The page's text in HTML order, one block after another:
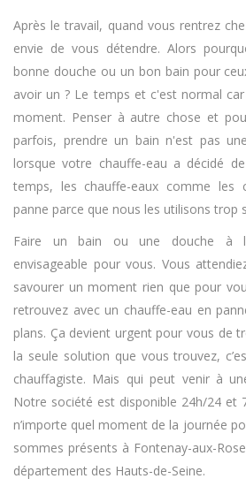
Après le travail, quand vous rentrez
envie de vous détendre. Alors
bonne douche ou un bon bain pour
avoir un ? Le temps et c'est normal
moment. Penser à autre chose et
parfois, prendre un bain n'est pas
lorsque votre chauffe-eau a décidé
temps, les chauffe-eaux comme les
panne parce que nous les utilisons trop
Faire un bain ou une douche à
envisageable pour vous. Vous
savourer un moment rien que pour
retrouvez avec un chauffe-eau en
plans. Ça devient urgent pour vous de
la seule solution que vous trouvez,
chauffagiste. Mais qui peut venir à
Notre société est disponible 24h/24 et
n’importe quel moment de la journée
sommes présents à Fontenay-aux-
département des Hauts-de-Seine.